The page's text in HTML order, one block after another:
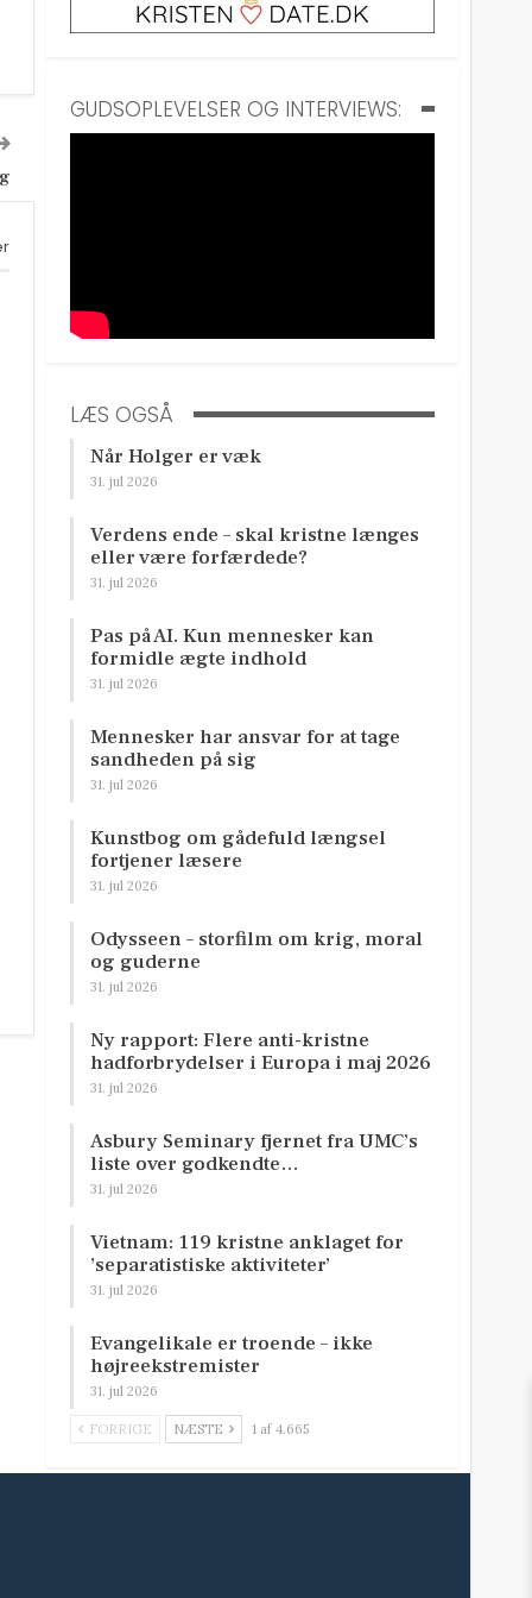
GUDSOPLEVELSER OG INTERVIEWS:
LÆS OGSÅ
Når Holger er væk
31. jul 2026
Verdens ende – skal kristne længes
eller være forfærdede?
31. jul 2026
Pas på AI. Kun mennesker kan
formidle ægte indhold
31. jul 2026
Mennesker har ansvar for at tage
sandheden på sig
31. jul 2026
Kunstbog om gådefuld længsel
fortjener læsere
31. jul 2026
Odysseen – storfilm om krig, moral
og guderne
31. jul 2026
Ny rapport: Flere anti-kristne
hadforbrydelser i Europa i maj 2026
31. jul 2026
Asbury Seminary fjernet fra UMC’s
liste over godkendte…
31. jul 2026
Vietnam: 119 kristne anklaget for
’separatistiske aktiviteter’
31. jul 2026
Evangelikale er troende – ikke
højreekstremister
31. jul 2026
FORRIGE NÆSTE 1 af 4.665